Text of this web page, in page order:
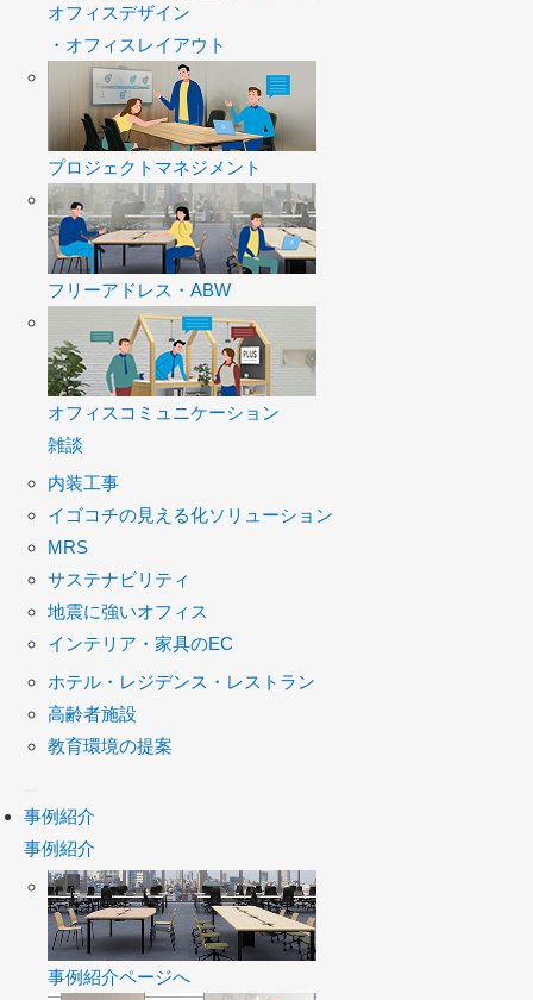
オフィスデザイン
・オフィスレイアウト
プロジェクトマネジメント
フリーアドレス・ABW
オフィスコミュニケーション
雑談
内装工事
イゴコチの見える化ソリューション
MRS
サステナビリティ
地震に強いオフィス
インテリア・家具のEC
ホテル・レジデンス・レストラン
高齢者施設
教育環境の提案
事例紹介
事例紹介
事例紹介ページへ